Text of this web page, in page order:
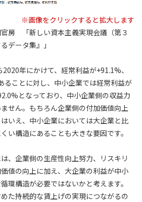
※画像をクリックすると拡大します
房 「新しい資本主義実現会議（第３
データ集』」
年にかけて、経常利益が+91.1%、
ることに対し、中小企業では経常利益が
となっており、中小企業側の収益力
せん。もちろん企業側の付加価値向上
いえ、中小企業においては大企業と比
い構造にあることも大きな要因です。
、企業側の生産性向上努力、リスキリ
値の向上に加え、大企業の利益が中小
環構造が必要ではないかと考えます。
た持続的な賃上げの実現につながるの